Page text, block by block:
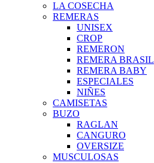
LA COSECHA
REMERAS
UNISEX
CROP
REMERON
REMERA BRASIL
REMERA BABY
ESPECIALES
NIÑES
CAMISETAS
BUZO
RAGLAN
CANGURO
OVERSIZE
MUSCULOSAS